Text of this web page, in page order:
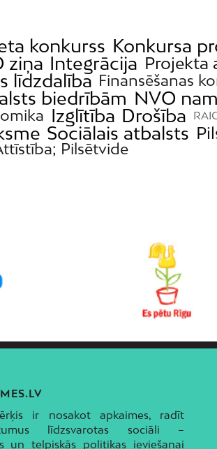
konkurss Konkursa
ziņa Integrācija Projekta
līdzdalība Finansēšanas
biedrībām NVO
Izglītība Drošība
Sociālais atbalsts
Pilsētvide
ir nosakot apkaimes, radīt
līdzsvarotas sociāli –
un telpiskās politikas ieviešanai